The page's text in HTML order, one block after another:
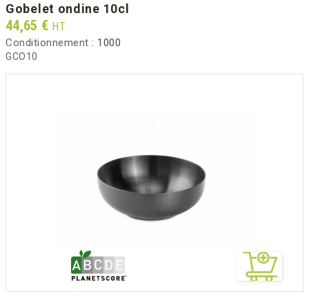
gobelet ondine 10cl
Prix
44,65 € HT
Conditionnement : 1000
GCO10